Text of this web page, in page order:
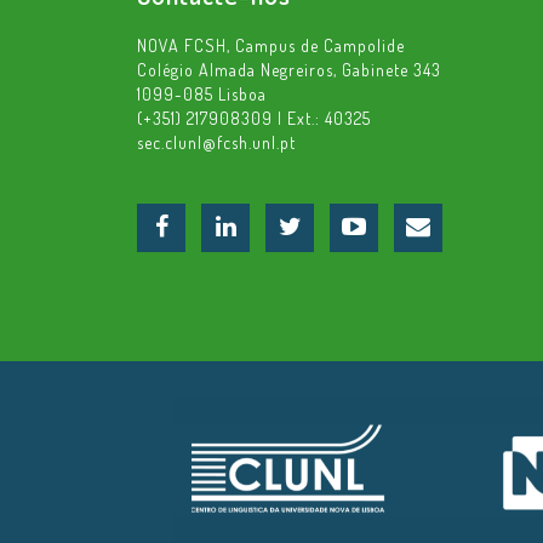
NOVA FCSH, Campus de Campolide
Colégio Almada Negreiros, Gabinete 343
1099-085 Lisboa
(+351) 217908309 | Ext.: 40325
sec.clunl@fcsh.unl.pt